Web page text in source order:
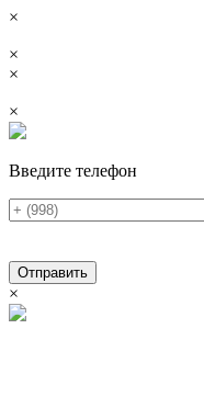
×
×
×
×
Введите телефон
Отправить
×